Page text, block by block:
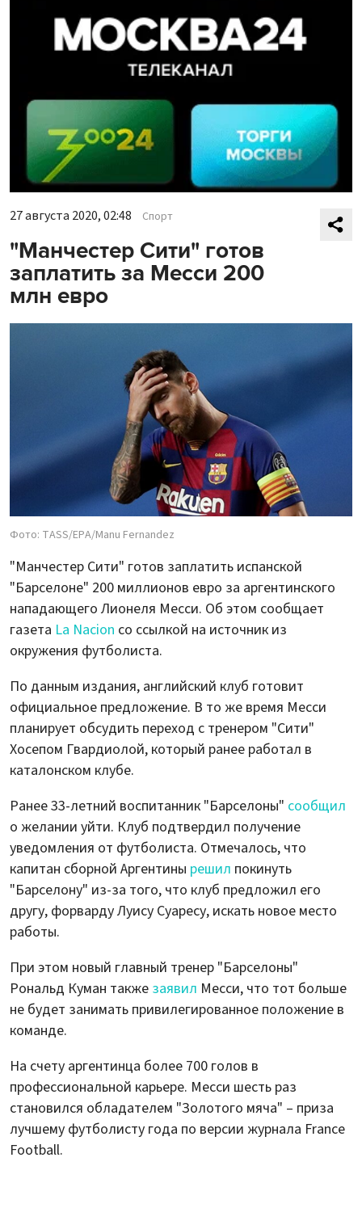
27 августа 2020, 02:48 Спорт
"Манчестер Сити" готов
заплатить за Месси 200
млн евро
Фото: TASS/EPA/Manu Fernandez
"Манчестер Сити" готов заплатить испанской
"Барселоне" 200 миллионов евро за аргентинского
нападающего Лионеля Месси. Об этом сообщает
газета La Nacion со ссылкой на источник из
окружения футболиста.
По данным издания, английский клуб готовит
официальное предложение. В то же время Месси
планирует обсудить переход с тренером "Сити"
Хосепом Гвардиолой, который ранее работал в
каталонском клубе.
Ранее 33-летний воспитанник "Барселоны" сообщил
о желании уйти. Клуб подтвердил получение
уведомления от футболиста. Отмечалось, что
капитан сборной Аргентины решил покинуть
"Барселону" из-за того, что клуб предложил его
другу, форварду Луису Суаресу, искать новое место
работы.
При этом новый главный тренер "Барселоны"
Рональд Куман также заявил Месси, что тот больше
не будет занимать привилегированное положение в
команде.
На счету аргентинца более 700 голов в
профессиональной карьере. Месси шесть раз
становился обладателем "Золотого мяча" – приза
лучшему футболисту года по версии журнала France
Football.